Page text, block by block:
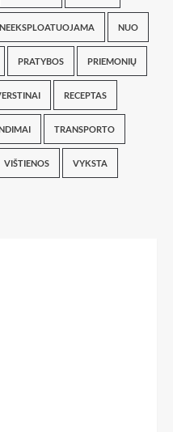
NEEKSPLOATUOJAMA NUO
PRATYBOS PRIEMONIŲ
RECEPTAS
TRANSPORTO
VIŠTIENOS VYKSTA